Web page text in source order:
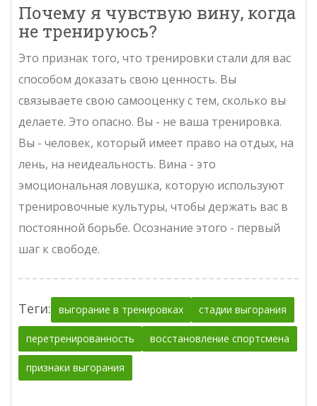
Почему я чувствую вину, когда
не тренируюсь?
Это признак того, что тренировки стали для вас
способом доказать свою ценность. Вы
связываете свою самооценку с тем, сколько вы
делаете. Это опасно. Вы - не ваша тренировка.
Вы - человек, который имеет право на отдых, на
лень, на неидеальность. Вина - это
эмоциональная ловушка, которую используют
тренировочные культуры, чтобы держать вас в
постоянной борьбе. Осознание этого - первый
шаг к свободе.
Теги: выгорание в тренировках стадии выгорания
перетренированность восстановление спортсмена
признаки выгорания